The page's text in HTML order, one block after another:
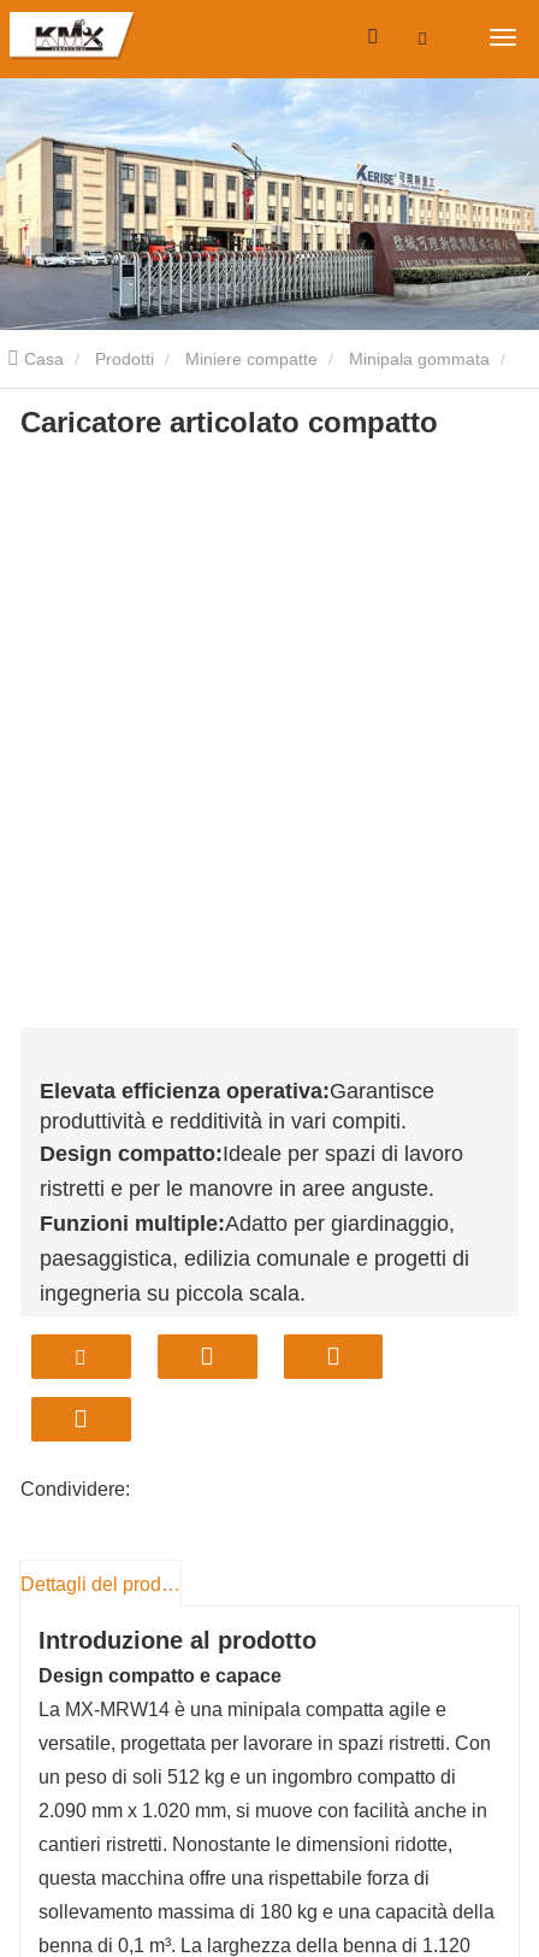
Casa Prodotti Miniere compatte Minipala gommata
Caricatore articolato compatto
Caricatore articolato compatto
Elevata efficienza operativa:Garantisce
produttività e redditività in vari compiti.
Design compatto:Ideale per spazi di lavoro
ristretti e per le manovre in aree anguste.
Funzioni multiple:Adatto per giardinaggio,
paesaggistica, edilizia comunale e progetti di
ingegneria su piccola scala.
Motore robusto:Fornisce potenza sufficiente
per un funzionamento efficace in diversi
ambienti.
Imballaggio professionale:
dettagli.
Condividere:
Dettagli del prodotto
Introduzione al prodotto
Design compatto e capace
La MX-MRW14 è una minipala compatta agile e
versatile, progettata per lavorare in spazi ristretti. Con
un peso di soli 512 kg e un ingombro compatto di
2.090 mm x 1.020 mm, si muove con facilità anche in
cantieri ristretti. Nonostante le dimensioni ridotte,
questa macchina offre una rispettabile forza di
sollevamento massima di 180 kg e una capacità della
benna di 0,1 m³. La larghezza della benna di 1.120